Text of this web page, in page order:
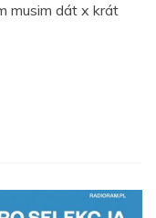
musim dát x krát